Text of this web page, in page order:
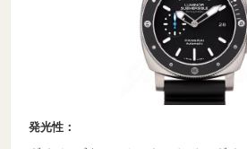
発光性：